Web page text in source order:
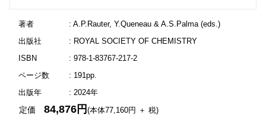
著者
: A.P.Rauter, Y.Queneau & A.S.Palma (eds.)
出版社
: ROYAL SOCIETY OF CHEMISTRY
ISBN
: 978-1-83767-217-2
ページ数
: 191pp.
出版年
: 2024年
定価84,876円(本体77,160円 ＋ 税)